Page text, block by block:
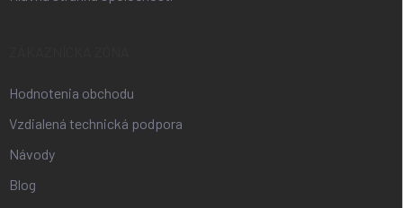
Hodnotenia obchodu
Vzdialená technická podpora
Návody
Blog